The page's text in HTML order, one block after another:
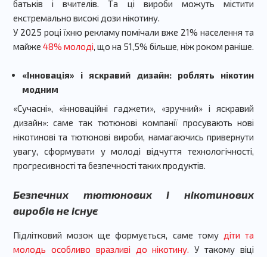
батьків і вчителів. Та ці вироби можуть містити
екстремально високі дози нікотину.
У 2025 році їхню рекламу помічали вже 21% населення та
майже 48% молоді, що на 51,5% більше, ніж роком раніше.
«Інновація» і яскравий дизайн: роблять нікотин
модним
«Сучасні», «інноваційні гаджети», «зручний» і яскравий
дизайн»: саме так тютюнові компанії просувають нові
нікотинові та тютюнові вироби, намагаючись привернути
увагу, сформувати у молоді відчуття технологічності,
прогресивності та безпечності таких продуктів.
Безпечних тютюнових і нікотинових
виробів не існує
Підлітковий мозок ще формується, саме тому діти та
молодь особливо вразливі до нікотину.
У такому віці